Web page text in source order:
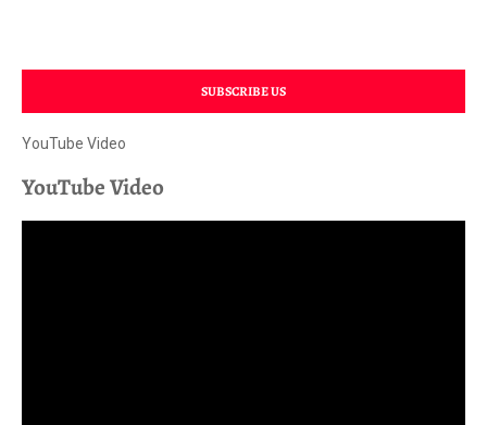
SUBSCRIBE US
YouTube Video
YouTube Video